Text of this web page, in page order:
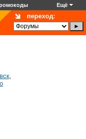
Ещё
переход:
,